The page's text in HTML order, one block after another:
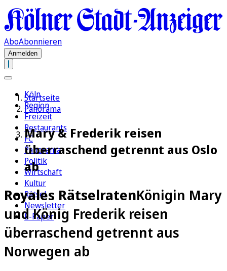
AboAbonnieren
Anmelden
Köln
Region
Freizeit
Restaurants
FC
Panorama
Politik
Wirtschaft
Kultur
Rätsel
Newsletter
E-Paper
Startseite
Panorama
Mary & Frederik reisen
überraschend getrennt aus Oslo
ab
Royales RätselratenKönigin Mary
und König Frederik reisen
überraschend getrennt aus
Norwegen ab